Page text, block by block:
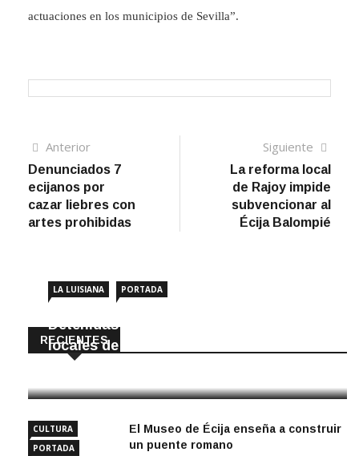
actuaciones en los municipios de Sevilla”.
Navegación
de
entradas
AnteriorArtículo
anterior
Denunciados 7
ecijanos por
cazar liebres con
artes prohibidas
Siguiente
La reforma local
de Rajoy impide
subvencionar al
Écija Balompié
RECIENTES
LA LUISIANA PORTADA
Detenidas dos personas por robar en
locales de La Luisiana
CULTURA
PORTADA
El Museo de Écija enseña a construir
un puente romano